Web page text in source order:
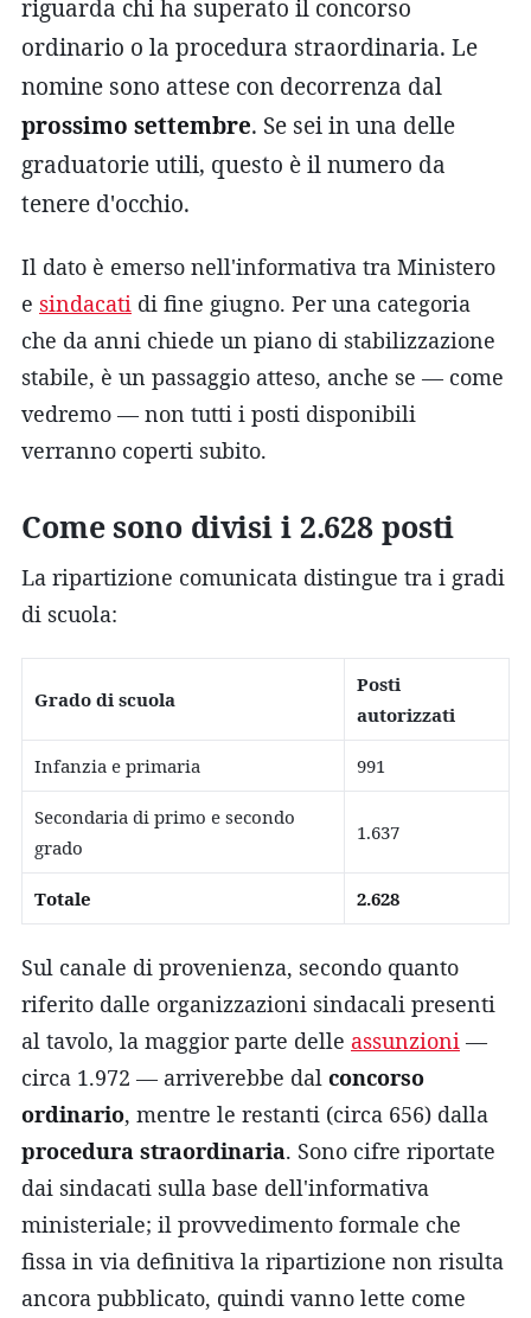
riguarda chi ha superato il concorso
ordinario o la procedura straordinaria. Le
nomine sono attese con decorrenza dal
prossimo settembre. Se sei in una delle
graduatorie utili, questo è il numero da
tenere d'occhio.
Il dato è emerso nell'informativa tra Ministero
e sindacati di fine giugno. Per una categoria
che da anni chiede un piano di stabilizzazione
stabile, è un passaggio atteso, anche se — come
vedremo — non tutti i posti disponibili
verranno coperti subito.
Come sono divisi i 2.628 posti
La ripartizione comunicata distingue tra i gradi
di scuola:
Grado di scuola
Posti
autorizzati
Infanzia e primaria 991
Secondaria di primo e secondo
grado
1.637
Totale 2.628
Sul canale di provenienza, secondo quanto
riferito dalle organizzazioni sindacali presenti
al tavolo, la maggior parte delle assunzioni —
circa 1.972 — arriverebbe dal concorso
ordinario, mentre le restanti (circa 656) dalla
procedura straordinaria. Sono cifre riportate
dai sindacati sulla base dell'informativa
ministeriale; il provvedimento formale che
fissa in via definitiva la ripartizione non risulta
ancora pubblicato, quindi vanno lette come